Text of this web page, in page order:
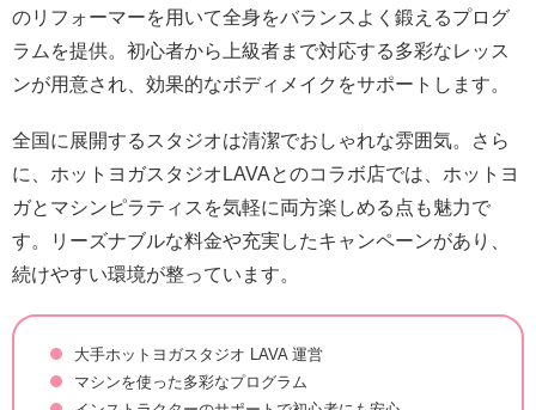
のリフォーマーを用いて全身をバランスよく鍛えるプログ
ラムを提供。初心者から上級者まで対応する多彩なレッス
ンが用意され、効果的なボディメイクをサポートします。
全国に展開するスタジオは清潔でおしゃれな雰囲気。さら
に、ホットヨガスタジオLAVAとのコラボ店では、ホットヨ
ガとマシンピラティスを気軽に両方楽しめる点も魅力で
す。リーズナブルな料金や充実したキャンペーンがあり、
続けやすい環境が整っています。
大手ホットヨガスタジオ LAVA 運営
マシンを使った多彩なプログラム